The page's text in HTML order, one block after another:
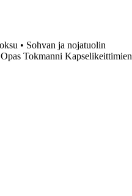
• Sohvan ja nojatuolin
Tokmanni Kapselikeittimien